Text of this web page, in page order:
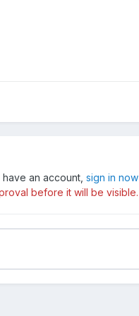
an account, sign in now
before it will be visible.